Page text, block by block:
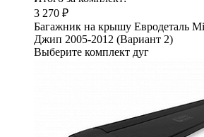
3 270 ₽
Багажник на крышу Евродеталь
Джип 2005-2012 (Вариант 2)
Выберите комплект дуг